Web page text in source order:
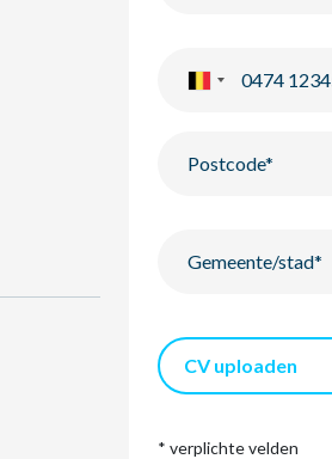
CV uploaden
* verplichte velden